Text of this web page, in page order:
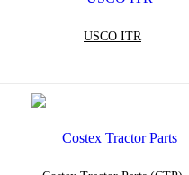
USCO ITR